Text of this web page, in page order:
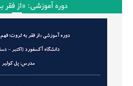
دوره آموزشی: «از فقر